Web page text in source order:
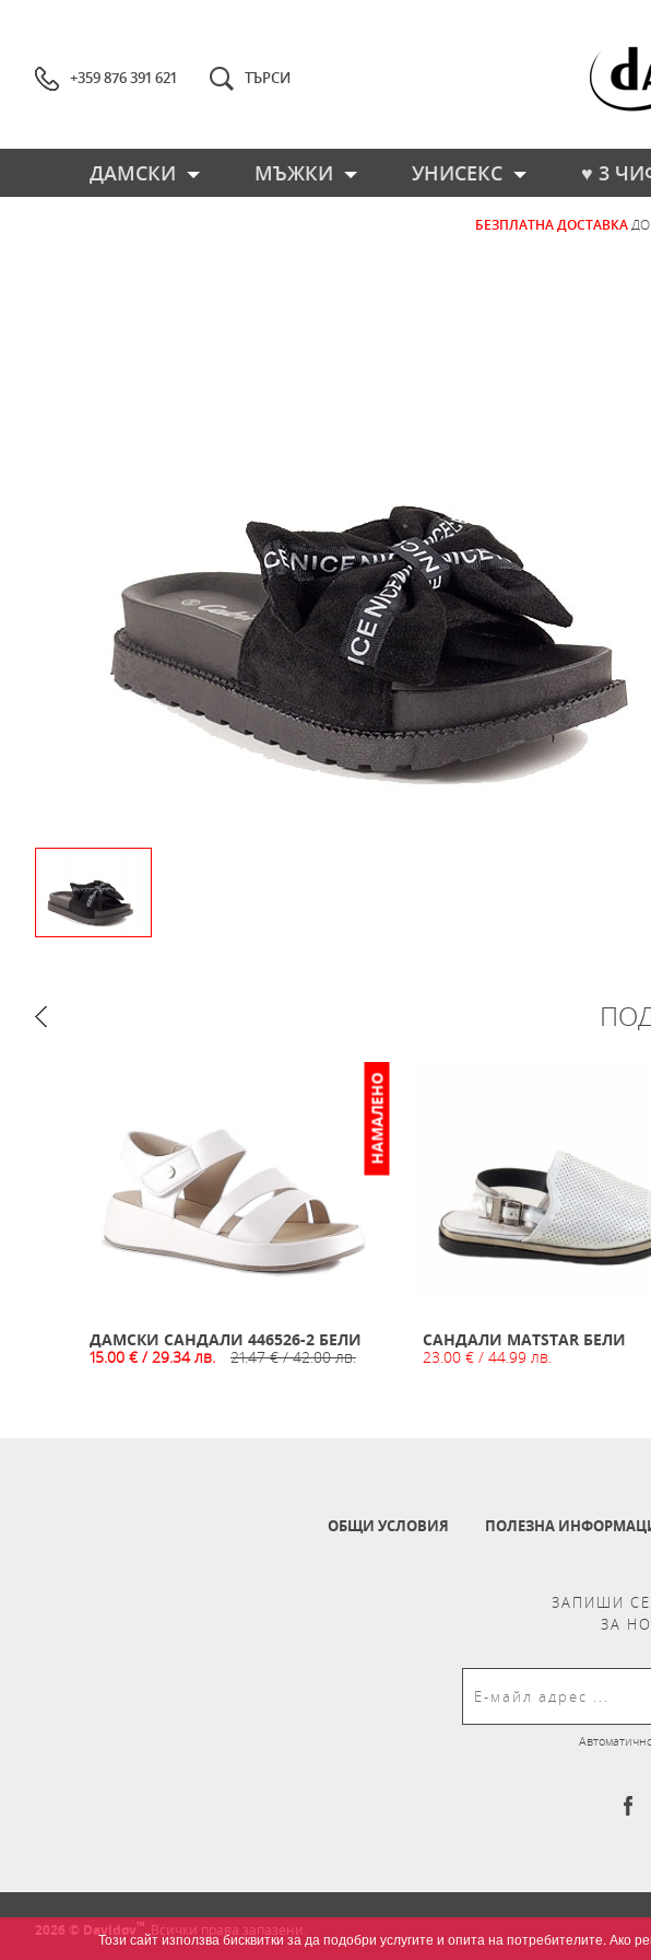
Този сайт използва бисквитки за да подобри услугите и опита на потребителите.
+359 876 391 621 ТЪРСИ
ДАМСКИ МЪЖКИ УНИСЕКС ♥ 3
БЕЗПЛАТНА ДОСТАВКА
НАМАЛЕНО
ДАМСКИ САНДАЛИ 446526-2 БЕЛИ
15.00 € / 29.34 лв.
21.47 € / 42.00 лв.
САНДАЛИ MATSTAR БЕЛИ
23.00 € / 44.99 лв.
ОБЩИ УСЛОВИЯ ПОЛЕЗНА
ЗАПИШИ
ЗА
2026 © Davidov™.Всички права запазени.